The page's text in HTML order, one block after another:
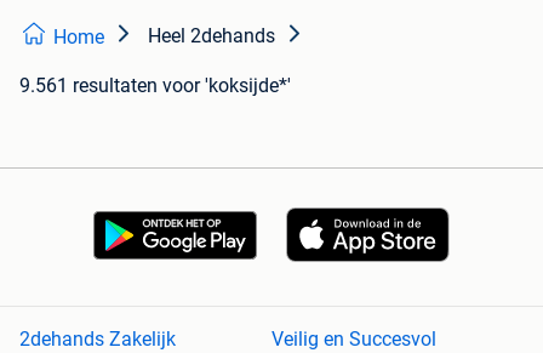
Home Heel 2dehands
9.561 resultaten voor 'koksijde*'
2dehands Zakelijk
Veilig en Succesvol